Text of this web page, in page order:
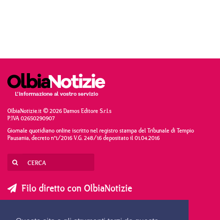
OlbiaNotizie.it © 2026 Damos Editore S.r.l.s
P.IVA 02650290907
Giornale quotidiano online iscritto nel registro stampa del Tribunale di Tempio
Pausania, decreto n°1/2016 V.G. 248/16 depositato il 01.04.2016
Filo diretto con OlbiaNotizie